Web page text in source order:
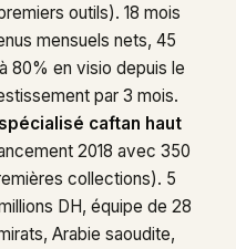
outils). 18 mois
mensuels nets, 45
80% en visio depuis le
par 3 mois.
caftan haut
2018 avec 350
collections). 5
DH, équipe de 28
Arabie saoudite,